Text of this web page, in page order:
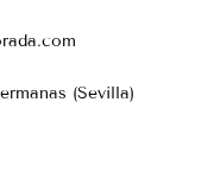
(Sevilla)